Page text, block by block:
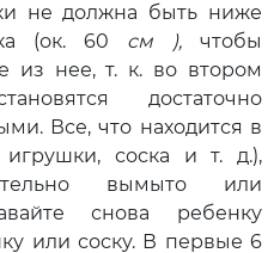
не должна быть ниже
(ок. 60 см ),чтобы
из нее, т. к. во втором
достаточно
Все, что находится в
соска и т. д.),
вы­мыто или
снова ребенку
или соску. В первые 6